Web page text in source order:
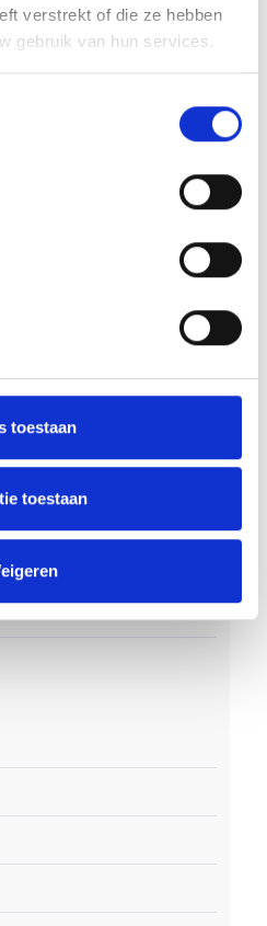
verstrekt of die ze hebben
gebruik van hun services.
toestaan
toestaan
Peter’s corner Blauw Geel’38
tweede blok